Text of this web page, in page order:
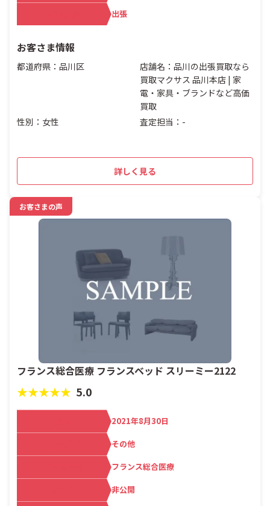
出張
お客さま情報
都道府県：品川区
店舗名：品川の出張買取なら
買取マクサス 品川本店 | 家
電・家具・ブランドなど高価
買取
性別：女性
査定担当：-
詳しく見る
お客さまの声
フランス総合医療 フランスベッド スリーミー2122
★★★★★ 5.0
2021年8月30日
その他
フランス総合医療
非公開